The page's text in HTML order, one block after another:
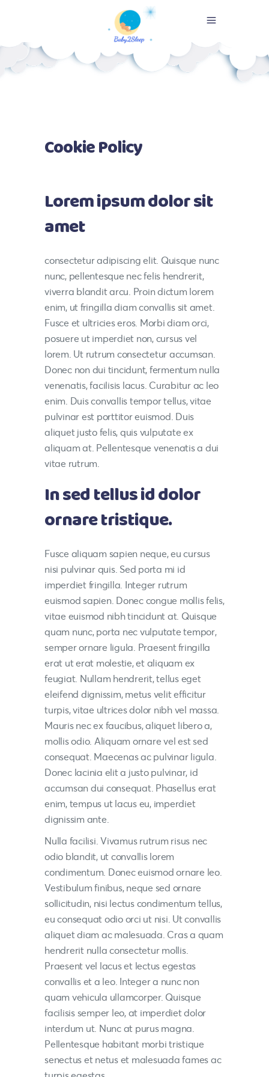
Cookie Policy
Lorem ipsum dolor sit
amet
consectetur adipiscing elit. Quisque nunc
nunc, pellentesque nec felis hendrerit,
viverra blandit arcu. Proin dictum lorem
enim, ut fringilla diam convallis sit amet.
Fusce et ultricies eros. Morbi diam orci,
posuere ut imperdiet non, cursus vel
lorem. Ut rutrum consectetur accumsan.
Donec non dui tincidunt, fermentum nulla
venenatis, facilisis lacus. Curabitur ac leo
enim. Duis convallis tempor tellus, vitae
pulvinar est porttitor euismod. Duis
aliquet justo felis, quis vulputate ex
aliquam at. Pellentesque venenatis a dui
vitae rutrum.
In sed tellus id dolor
ornare tristique.
Fusce aliquam sapien neque, eu cursus
nisi pulvinar quis. Sed porta mi id
imperdiet fringilla. Integer rutrum
euismod sapien. Donec congue mollis felis,
vitae euismod nibh tincidunt at. Quisque
quam nunc, porta nec vulputate tempor,
semper ornare ligula. Praesent fringilla
erat ut erat molestie, et aliquam ex
feugiat. Nullam hendrerit, tellus eget
eleifend dignissim, metus velit efficitur
turpis, vitae ultrices dolor nibh vel massa.
Mauris nec ex faucibus, aliquet libero a,
mollis odio. Aliquam ornare vel est sed
consequat. Maecenas ac pulvinar ligula.
Donec lacinia elit a justo pulvinar, id
accumsan dui consequat. Phasellus erat
enim, tempus ut lacus eu, imperdiet
dignissim ante.
Nulla facilisi. Vivamus rutrum risus nec
odio blandit, ut convallis lorem
condimentum. Donec euismod ornare leo.
Vestibulum finibus, neque sed ornare
sollicitudin, nisi lectus condimentum tellus,
eu consequat odio orci ut nisi. Ut convallis
aliquet diam ac malesuada. Cras a quam
hendrerit nulla consectetur mollis.
Praesent vel lacus et lectus egestas
convallis et a leo. Integer a nunc non
quam vehicula ullamcorper. Quisque
facilisis semper leo, at imperdiet dolor
interdum ut. Nunc at purus magna.
Pellentesque habitant morbi tristique
senectus et netus et malesuada fames ac